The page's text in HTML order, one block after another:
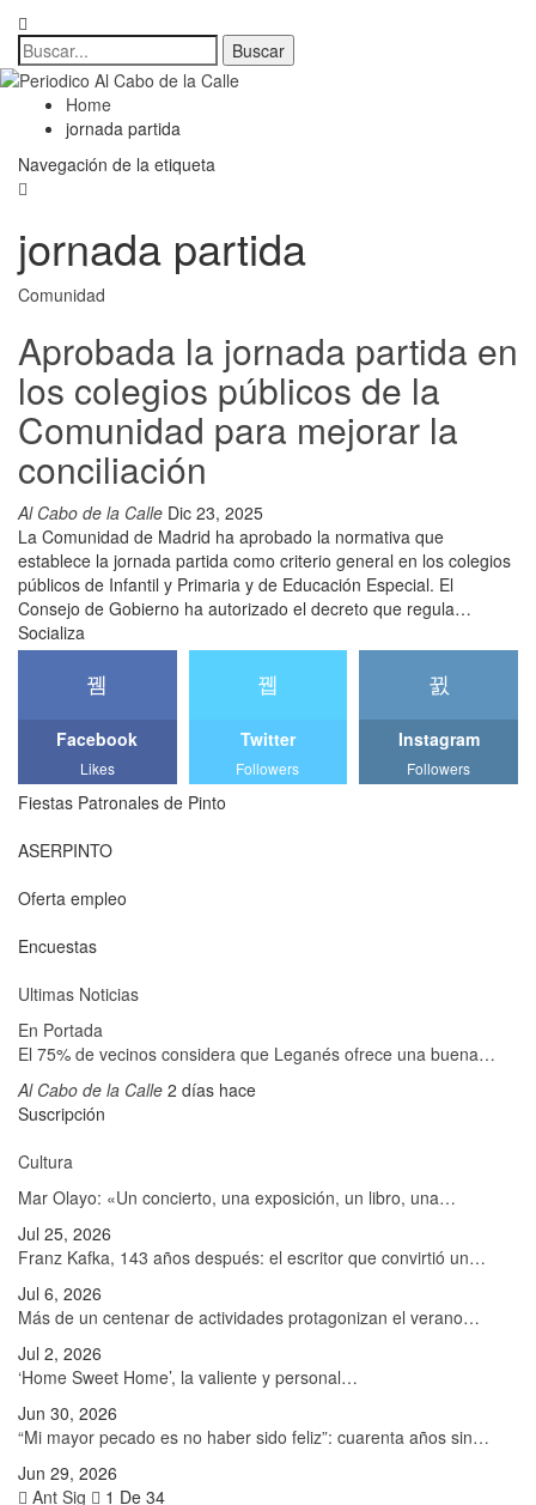
Home
jornada partida
Navegación de la etiqueta
jornada partida
Comunidad
Aprobada la jornada partida en
los colegios públicos de la
Comunidad para mejorar la
conciliación
Al Cabo de la Calle Dic 23, 2025
La Comunidad de Madrid ha aprobado la normativa que
establece la jornada partida como criterio general en los colegios
públicos de Infantil y Primaria y de Educación Especial. El
Consejo de Gobierno ha autorizado el decreto que regula…
Socializa
Facebook
Likes
Twitter
Followers
Instagram
Followers
Fiestas Patronales de Pinto
ASERPINTO
Oferta empleo
Encuestas
Ultimas Noticias
En Portada
El 75% de vecinos considera que Leganés ofrece una buena…
Al Cabo de la Calle 2 días hace
Suscripción
Cultura
Mar Olayo: «Un concierto, una exposición, un libro, una…
Jul 25, 2026
Franz Kafka, 143 años después: el escritor que convirtió un…
Jul 6, 2026
Más de un centenar de actividades protagonizan el verano…
Jul 2, 2026
‘Home Sweet Home’, la valiente y personal…
Jun 30, 2026
“Mi mayor pecado es no haber sido feliz”: cuarenta años sin…
Jun 29, 2026
Ant Sig 1 De 34